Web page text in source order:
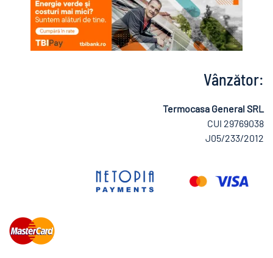
Vânzător:
Termocasa General SRL
CUI 29769038
J05/233/2012